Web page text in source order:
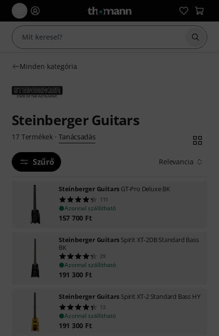
Minden kategória
Steinberger Guitars
17 Termékek· Tanácsadás
Szűrő Relevancia
Steinberger Guitars GT-Pro Deluxe BK
111
Azonnal szállítható
157 700 Ft
Steinberger Guitars Spirit XT-2DB Standard Bass
BK
29
Azonnal szállítható
191 300 Ft
Steinberger Guitars Spirit XT-2 Standard Bass HY
13
Azonnal szállítható
191 300 Ft